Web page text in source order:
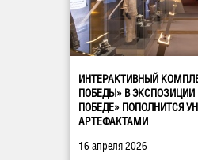
ИНТЕРАКТИВНЫЙ
ПОБЕДЫ» В ЭКСПОЗИЦИИ
ПОБЕДЕ» ПОПОЛНИТСЯ
АРТЕФАКТАМИ
16 апреля 2026